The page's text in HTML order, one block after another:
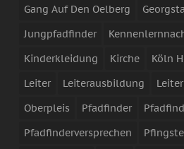
Gang Auf Den Oelberg
Jungpfadfinder
Kinderkleidung
Kirche
Köln
Leiter
Leiterausbildung
Oberpleis
Pfadfinder
Pfadfinderversprechen